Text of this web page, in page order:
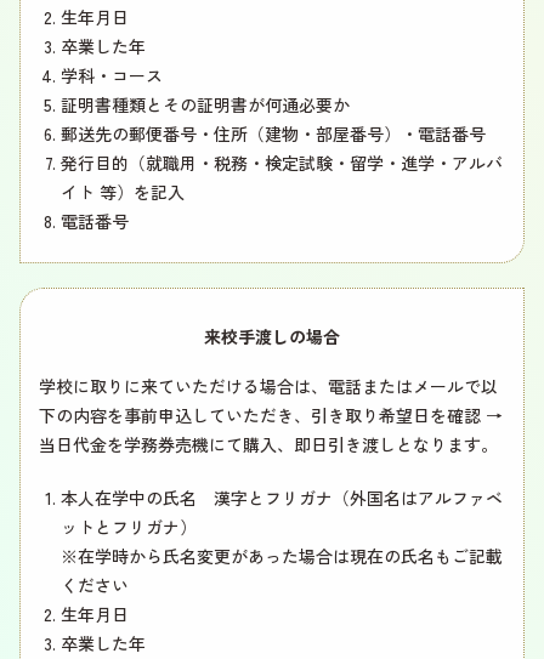
生年月日
卒業した年
学科・コース
証明書種類とその証明書が何通必要か
郵送先の郵便番号・住所（建物・部屋番号）・電話番号
発行目的（就職用・税務・検定試験・留学・進学・アルバ
イト 等）を記入
電話番号
来校手渡しの場合
学校に取りに来ていただける場合は、電話またはメールで以
下の内容を事前申込していただき、引き取り希望日を確認 →
当日代金を学務券売機にて購入、即日引き渡しとなります。
本人在学中の氏名 漢字とフリガナ（外国名はアルファベ
ットとフリガナ）
※在学時から氏名変更があった場合は現在の氏名もご記載
ください
生年月日
卒業した年